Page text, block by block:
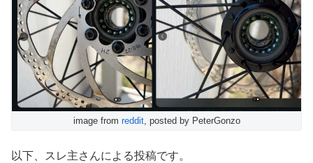
image from reddit, posted by PeterGonzo
以下、スレ主さんによる投稿です。